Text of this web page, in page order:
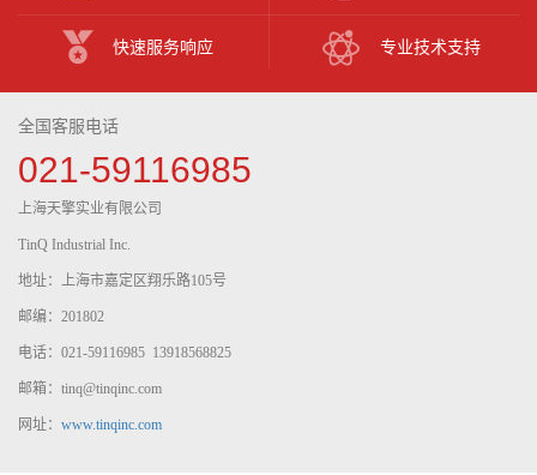
快速服务响应 专业技术支持
全国客服电话
021-59116985
上海天擎实业有限公司
TinQ Industrial Inc.
地址：上海市嘉定区翔乐路105号
邮编：201802
电话：021-59116985 13918568825
邮箱：tinq@tinqinc.com
网址： www.tinqinc.com